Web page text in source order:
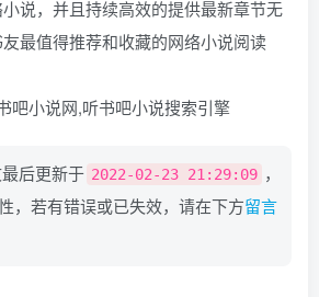
说，并且持续高效的提供最新章节无
最值得推荐和收藏的网络小说阅读
吧小说网,听书吧小说搜索引擎
后更新于 2022-02-23 21:29:09 ，
，若有错误或已失效，请在下方留言